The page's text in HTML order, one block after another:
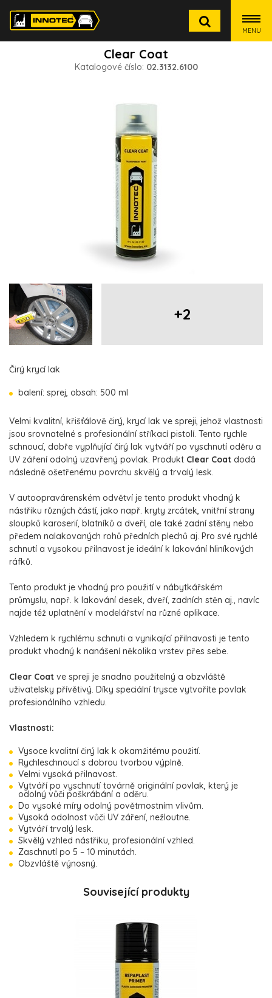
MENU
Clear Coat
Katalogové číslo: 02.3132.6100
+2
Čirý krycí lak
balení: sprej, obsah: 500 ml
Velmi kvalitní, křišťálově čirý, krycí lak ve spreji, jehož vlastnosti
jsou srovnatelné s profesionální stříkací pistolí. Tento rychle
schnoucí, dobře vyplňující čirý lak vytváří po vyschnutí oděru a
UV záření odolný uzavřený povlak. Produkt Clear Coat dodá
následně ošetřenému povrchu skvělý a trvalý lesk.
V autoopravárenském odvětví je tento produkt vhodný k
nástřiku různých částí, jako např. kryty zrcátek, vnitřní strany
sloupků karoserií, blatníků a dveří, ale také zadní stěny nebo
předem nalakovaných rohů předních plechů aj. Pro své rychlé
schnutí a vysokou přilnavost je ideální k lakování hliníkových
ráfků.
Tento produkt je vhodný pro použití v nábytkářském
průmyslu, např. k lakování desek, dveří, zadních stěn aj., navíc
najde též uplatnění v modelářství na různé aplikace.
Vzhledem k rychlému schnuti a vynikající přilnavosti je tento
produkt vhodný k nanášení několika vrstev přes sebe.
Clear Coat ve spreji je snadno použitelný a obzvláště
uživatelsky přívětivý. Díky speciální trysce vytvoříte povlak
profesionálního vzhledu.
Vlastnosti:
Vysoce kvalitní čirý lak k okamžitému použití.
Rychleschnoucí s dobrou tvorbou výplně.
Velmi vysoká přilnavost.
Vytváří po vyschnutí továrně originální povlak, který je
odolný vůči poškrábání a oděru.
Do vysoké míry odolný povětrnostním vlivům.
Vysoká odolnost vůči UV záření, nežloutne.
Vytváří trvalý lesk.
Skvělý vzhled nástřiku, profesionální vzhled.
Zaschnutí po 5 – 10 minutách.
Obzvláště výnosný.
Související produkty